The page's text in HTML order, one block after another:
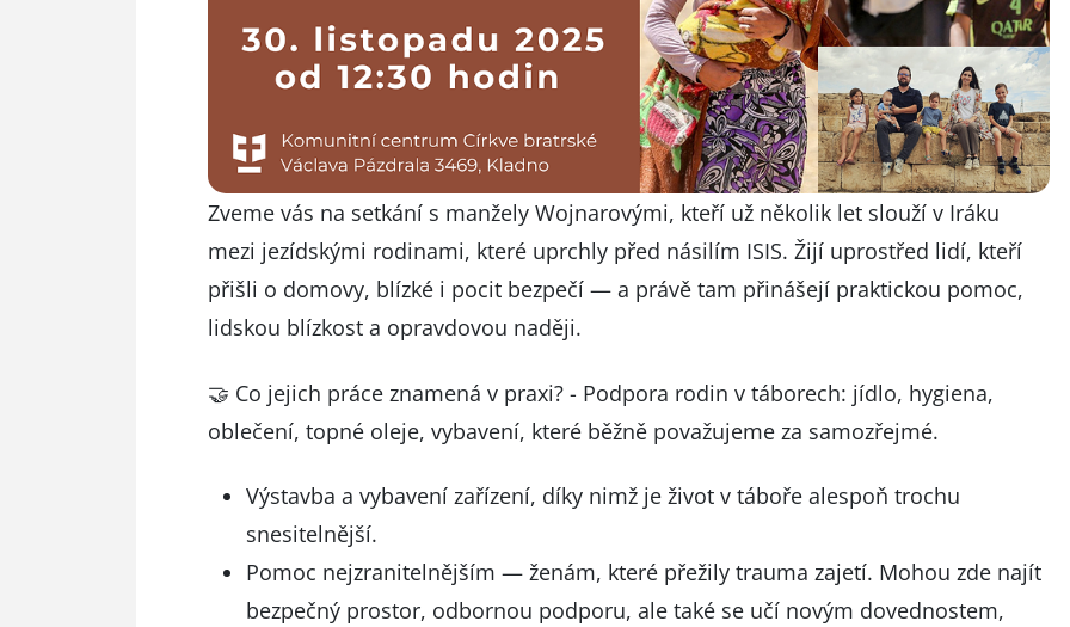
Zveme vás na setkání s manžely Wojnarovými, kteří už několik let slouží v Iráku
mezi jezídskými rodinami, které uprchly před násilím ISIS. Žijí uprostřed lidí, kteří
přišli o domovy, blízké i pocit bezpečí — a právě tam přinášejí praktickou pomoc,
lidskou blízkost a opravdovou naději.
🤝 Co jejich práce znamená v praxi? - Podpora rodin v táborech: jídlo, hygiena,
oblečení, topné oleje, vybavení, které běžně považujeme za samozřejmé.
Výstavba a vybavení zařízení, díky nimž je život v táboře alespoň trochu
snesitelnější.
Pomoc nejzranitelnějším — ženám, které přežily trauma zajetí. Mohou zde najít
bezpečný prostor, odbornou podporu, ale také se učí novým dovednostem,